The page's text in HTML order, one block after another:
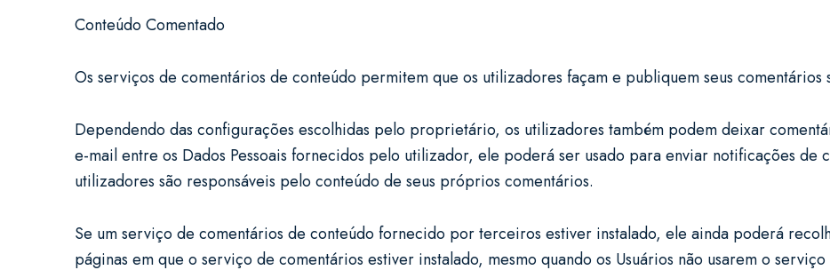
Conteúdo Comentado
Os serviços de comentários de conteúdo permitem que os utilizadores façam e publiquem seus comentários
Dependendo das configurações escolhidas pelo proprietário, os utilizadores também podem deixar
e-mail entre os Dados Pessoais fornecidos pelo utilizador, ele poderá ser usado para enviar notificações de
utilizadores são responsáveis pelo conteúdo de seus próprios comentários.
Se um serviço de comentários de conteúdo fornecido por terceiros estiver instalado, ele ainda poderá
páginas em que o serviço de comentários estiver instalado, mesmo quando os Usuários não usarem o